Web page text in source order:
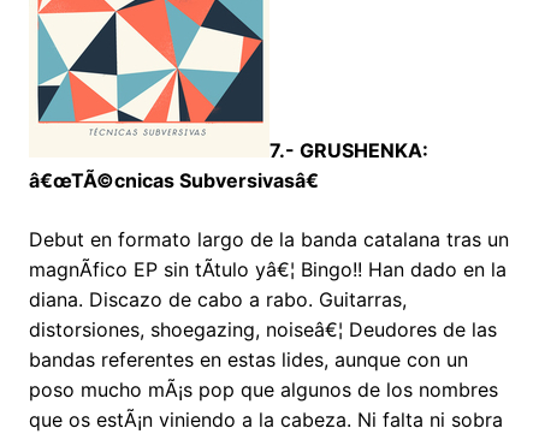
7.- GRUSHENKA:
â€œTÃ©cnicas Subversivasâ€
Debut en formato largo de la banda catalana tras un
magnÃ­fico EP sin tÃ­tulo yâ€¦ Bingo!! Han dado en la
diana. Discazo de cabo a rabo. Guitarras,
distorsiones, shoegazing, noiseâ€¦ Deudores de las
bandas referentes en estas lides, aunque con un
poso mucho mÃ¡s pop que algunos de los nombres
que os estÃ¡n viniendo a la cabeza. Ni falta ni sobra